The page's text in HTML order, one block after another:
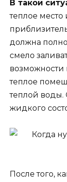
В такой
теплое место
должна
смело
возможности
теплое
теплой воды.
жидкого
После того,